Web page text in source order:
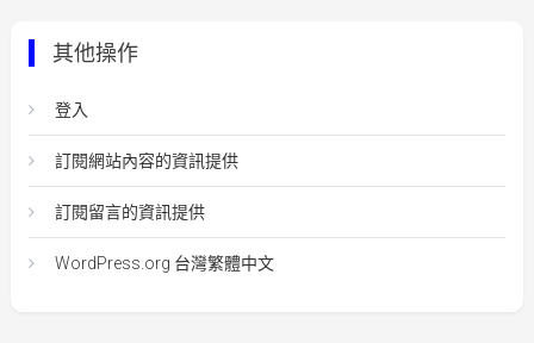
其他操作
登入
訂閱網站內容的資訊提供
訂閱留言的資訊提供
WordPress.org 台灣繁體中文